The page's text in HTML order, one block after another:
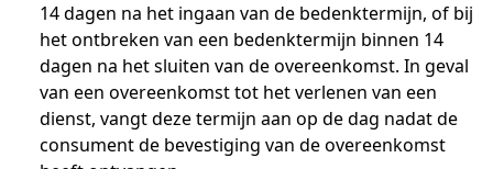
14 dagen na het ingaan van de bedenktermijn, of bij
het ontbreken van een bedenktermijn binnen 14
dagen na het sluiten van de overeenkomst. In geval
van een overeenkomst tot het verlenen van een
dienst, vangt deze termijn aan op de dag nadat de
consument de bevestiging van de overeenkomst